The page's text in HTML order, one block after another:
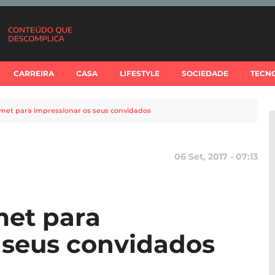
CARREIRA CASA LIFESTYLE SOCIEDADE
para impressionar os seus convidados
06 Set, 2017 - 07:13
para
convidados